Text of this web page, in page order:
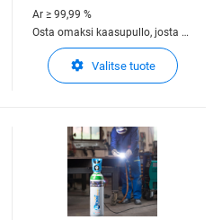
Ar ≥ 99,99 %
Osta omaksi kaasupullo, josta et
maksa vuokraa. Hitsauskaasu
100% argon TIG- ja MIG-
hitsaamiseen.
Valitse tuote